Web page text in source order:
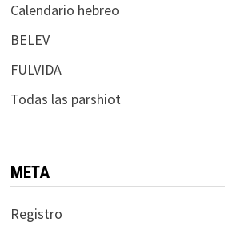
Calendario hebreo
BELEV
FULVIDA
Todas las parshiot
META
Registro